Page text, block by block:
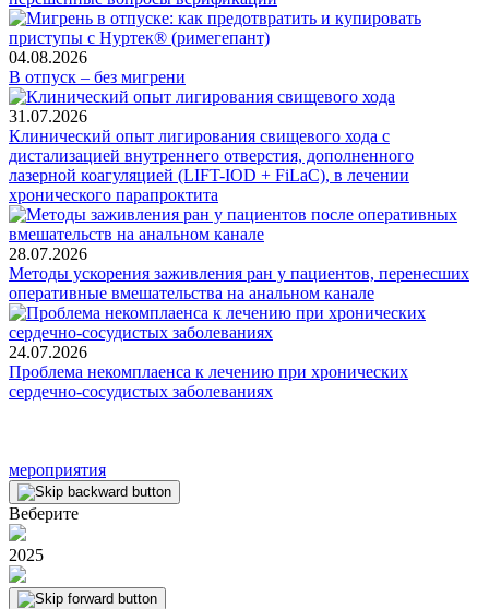
04.08.2026
В отпуск – без мигрени
31.07.2026
Клинический опыт лигирования свищевого хода с
дистализацией внутреннего отверстия, дополненного
лазерной коагуляцией (LIFT-IOD + FiLaC), в лечении
хронического парапроктита
28.07.2026
Методы ускорения заживления ран у пациентов, перенесших
оперативные вмешательства на анальном канале
24.07.2026
Проблема некомплаенса к лечению при хронических
сердечно-сосудистых заболеваниях
мероприятия
Веберите
2025